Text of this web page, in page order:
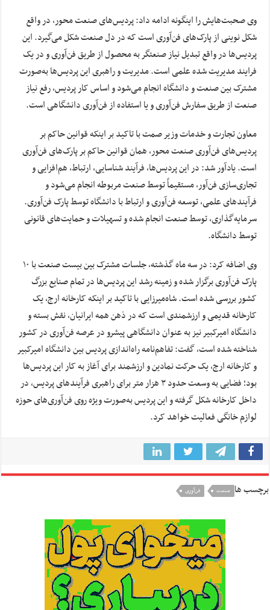
وی صحبت‌هایش را اینگونه ادامه داد: پردیس‌های صنعت محور، در واقع
شکل نوینی از پارک‌های فن‌آوری است که در دل صنعت شکل می‌گیرد. این
پردیس‌ها در واقع تبدیل نیاز صنعتگر به محصول از طریق فن‌آوری و در یک
فرایند مدیریت شده علمی است. مدیریت و راهبری این پردیس‌ها به‌صورت
مشترک بین صنعت و دانشگاه انجام می‌شود و اساس کار پردیس، رفع نیاز
صنعت از طریق سفارش فن‌آوری و یا استفاده از فن‌آوری دانشگاهی است.
معاون تجارت و خدمات وزیر صمت با تاکید بر اینکه قوانین حاکم بر
پردیس‌های فن‌آوری صنعت محور، همان قوانین حاکم بر پارک‌های فن‌آوری
است. یادآور شد: در این پردیس‌ها، فرآیند شناسایی، ارتباط، هم‌افزایی و
تجاری‌سازی فن‌آور، مستقیماً توسط صنعت مربوطه انجام می‌شود و
فرآیندهای علمی، توسعه فن‌آوری و ارتباط با دانشگاه توسط پارک فن‌آوری.
سرمایه‌گذاری، توسط صنعت انجام شده و تسهیلات و حمایت‌های قانونی
توسط دانشگاه.
وی اضافه کرد: در سه ماه گذشته، جلسات مشترک بین بیست صنعت با ۱۰
پارک فن‌آوری برگزار شده و زمینه رشد این پردیس‌ها در تمام صنایع بزرگ
کشور بررسی شده است. شاه‌میرزایی با تاکید بر اینکه کارخانه ارج، یک
کارخانه قدیمی و ارزشمندی است که در ذهن همه ایرانیان، نقش بسته و
دانشگاه امیرکبیر نیز به عنوان دانشگاهی پیشرو در عرصه فن‌آوری در کشور
شناخته شده است، گفت: تفاهم‌نامه راه‌اندازی پردیس بین دانشگاه امیرکبیر
و کارخانه ارج، یک حرکت نمادین و ارزشمند برای آغاز به کار این پردیس‌ها
بود؛ فضایی به وسعت حدود ۳ هزار متر برای راهبری فرآیندهای پردیس، در
داخل کارخانه شکل گرفته و این پردیس به‌صورت ویژه روی فن‌آوری‌های حوزه
لوازم خانگی فعالیت خواهد کرد.
برچسب ها صنعت فن‌آوری